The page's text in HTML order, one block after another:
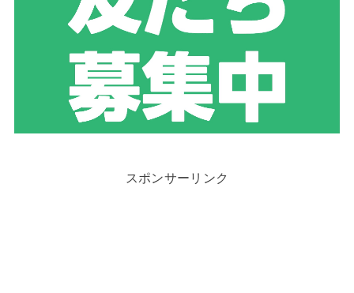
スポンサーリンク